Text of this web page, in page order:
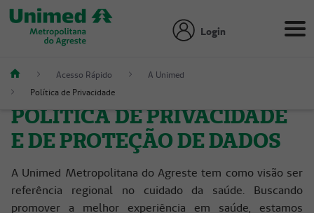
Login
Acesso Rápido
A Unimed
Política de Privacidade
POLÍTICA DE PRIVACIDADE
E DE PROTEÇÃO DE DADOS
A Unimed Metropolitana do Agreste tem como visão ser
referência regional no cuidado da saúde. Buscando
promover a melhor experiência em saúde, estamos